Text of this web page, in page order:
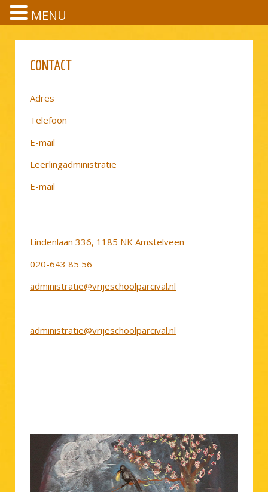
CONTACT
CONTACT
Adres
Telefoon
E-mail
Leerlingadministratie
E-mail
Lindenlaan 336, 1185 NK Amstelveen
020-643 85 56
administratie@vrijeschoolparcival.nl
administratie@vrijeschoolparcival.nl
MENU